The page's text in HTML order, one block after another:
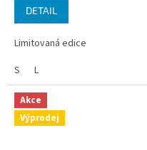
DETAIL
Limitovaná edice
S
L
Akce
Výprodej